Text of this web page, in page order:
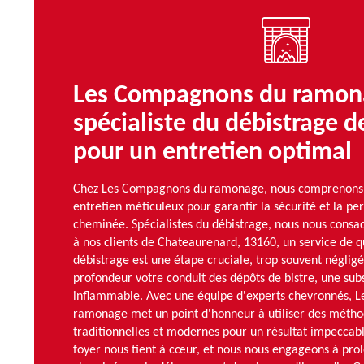
Les Compagnons du
spécialiste du débistrage
pour un entretien optimal
Chez Les Compagnons du ramonage, nous
entretien méticuleux pour garantir la sécurité et la
cheminée. Spécialistes du débistrage, nous nous
à nos clients de Chateaurenard, 13160, un service de
débistrage est une étape cruciale, trop souvent
profondeur votre conduit des dépôts de bistre, une
inflammable. Avec une équipe d'experts chevronnés,
ramonage met un point d'honneur à utiliser des
traditionnelles et modernes pour un résultat
foyer nous tient à cœur, et nous nous engageons à